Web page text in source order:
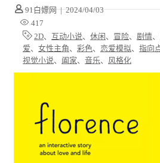
91白嫖网 | 2024/04/03
417
2D、 互动小说、 休闲 、 冒险、 剧情、
爱、 女性主角、 彩色、 恋爱模拟、 指向
视觉小说、 阖家、 音乐、 风格化